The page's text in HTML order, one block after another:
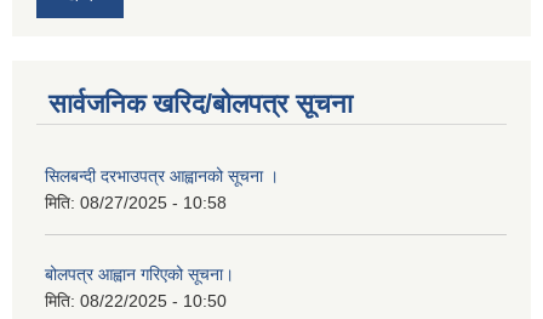
सार्वजनिक खरिद/बोलपत्र सूचना
सिलबन्दी दरभाउपत्र आह्वानको सूचना ।
मिति: 08/27/2025 - 10:58
बोलपत्र आह्वान गरिएको सूचना।
मिति: 08/22/2025 - 10:50